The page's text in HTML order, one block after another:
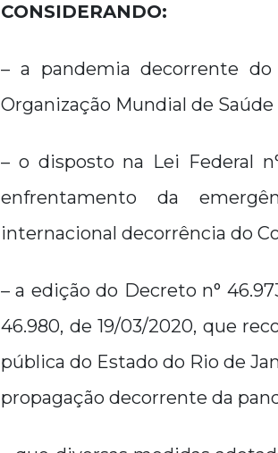
CONSIDERANDO:
– a pandemia decorrente do
Organização Mundial de
– o disposto na Lei Federal
enfrentamento da
internacional decorrência do
– a edição do Decreto n°
46.980, de 19/03/2020, que
pública do Estado do Rio de
propagação decorrente da